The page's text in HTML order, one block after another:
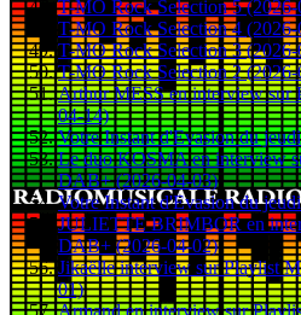
T-MO Rock Selection 5
T-MO Rock Selection 4
T-MO Rock Selection 3
T-MO Rock Selection 2
Arthur MESS en interview sur
04-14)
Votre Instant d'Evasion du
Le duo KOSMA en interview
DAB+ (2026-04-03)
Votre Instant d'Evasion du
JULIETTE BRIMBOR en
DAB+ (2026-04-02)
Jikaëlle interview sur Playlist
01)
Armand en interview sur